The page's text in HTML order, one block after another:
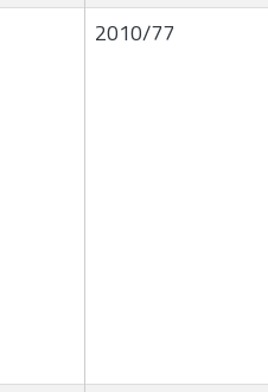
2010/77